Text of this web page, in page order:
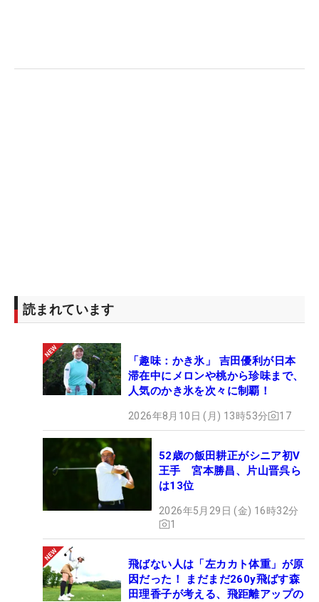
読まれています
「趣味：かき氷」 吉田優利が日本
滞在中にメロンや桃から珍味まで、
人気のかき氷を次々に制覇！
2026年8月10日 (月) 13時53分 17
52歳の飯田耕正がシニア初V
王手 宮本勝昌、片山晋呉ら
は13位
2026年5月29日 (金) 16時32分
1
飛ばない人は「左カカト体重」が原
因だった！ まだまだ260y飛ばす森
田理香子が考える、飛距離アップの